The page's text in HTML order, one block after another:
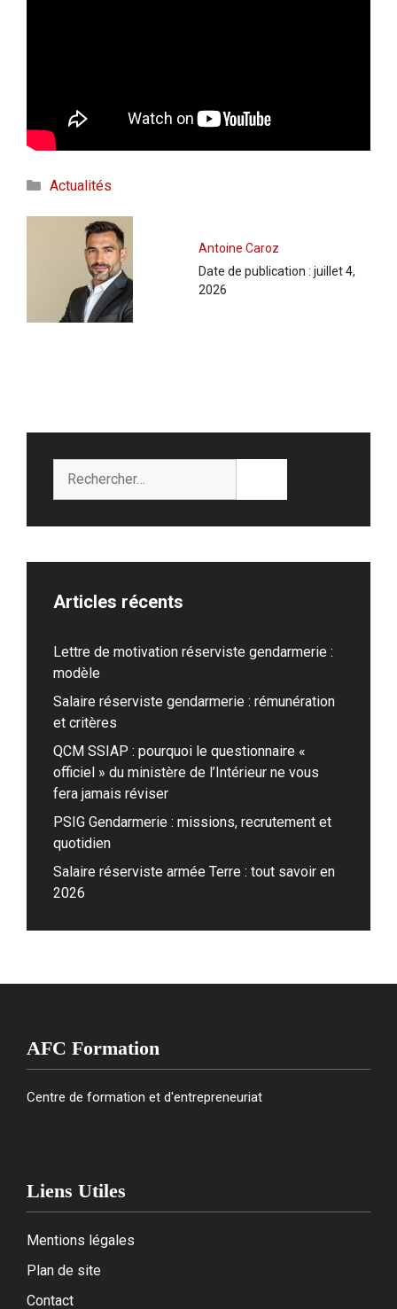
Catégories
Actualités
Antoine Caroz
Date de publication : juillet 4,
2026
Articles récents
Lettre de motivation réserviste gendarmerie :
modèle
Salaire réserviste gendarmerie : rémunération
et critères
QCM SSIAP : pourquoi le questionnaire «
officiel » du ministère de l’Intérieur ne vous
fera jamais réviser
PSIG Gendarmerie : missions, recrutement et
quotidien
Salaire réserviste armée Terre : tout savoir en
2026
AFC Formation
Centre de formation et d'entrepreneuriat
Liens Utiles
Mentions légales
Plan de site
Contact